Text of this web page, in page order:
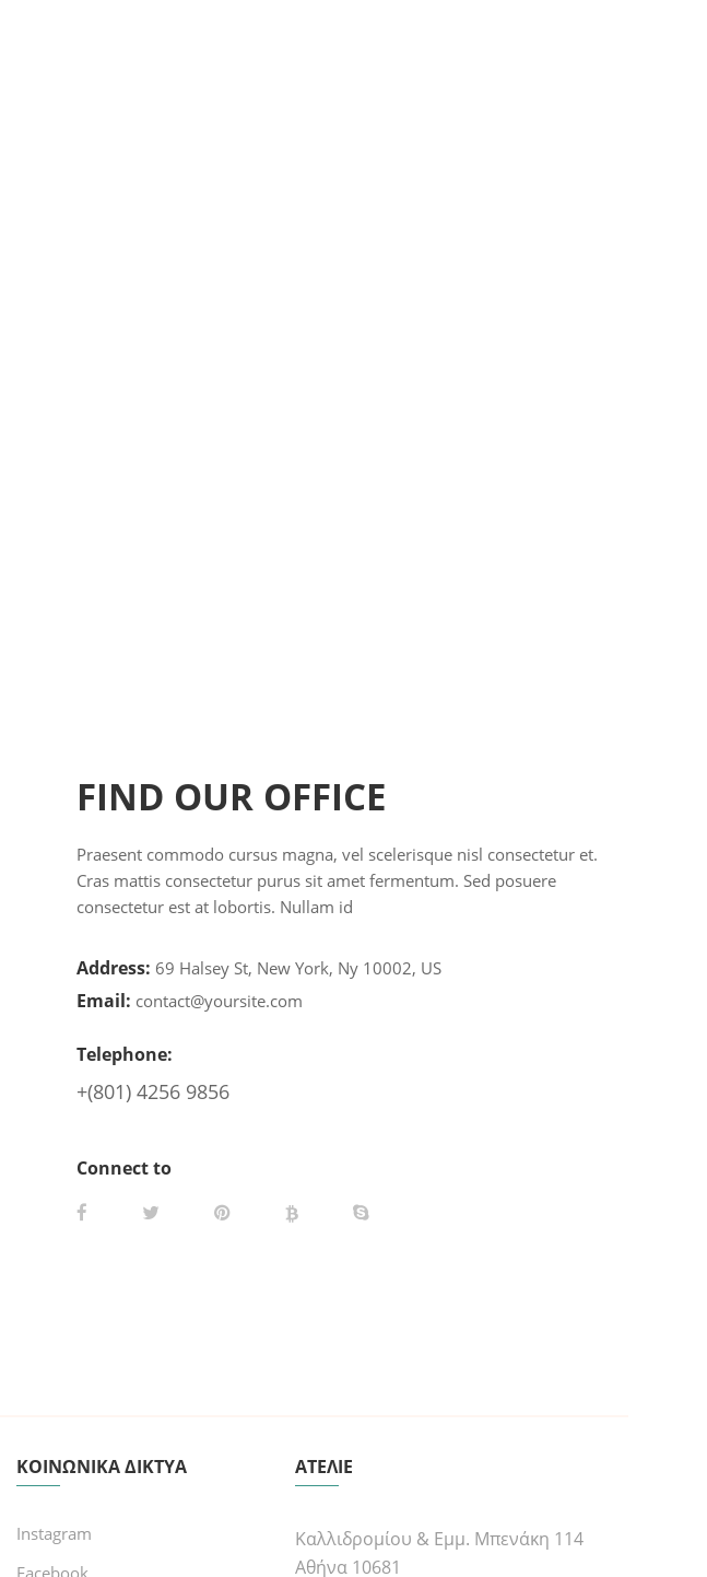
FIND OUR OFFICE
Praesent commodo cursus magna, vel scelerisque nisl consectetur et.
Cras mattis consectetur purus sit amet fermentum. Sed posuere
consectetur est at lobortis. Nullam id
Address: 69 Halsey St, New York, Ny 10002, US
Email: contact@yoursite.com
Telephone:
+(801) 4256 9856
Connect to
ΚΟΙΝΩΝΙΚΑ ΔΙΚΤΥΑ
Instagram
Facebook
ΑΤΕΛΙΕ
Καλλιδρομίου & Εμμ. Μπενάκη 114
Αθήνα 10681